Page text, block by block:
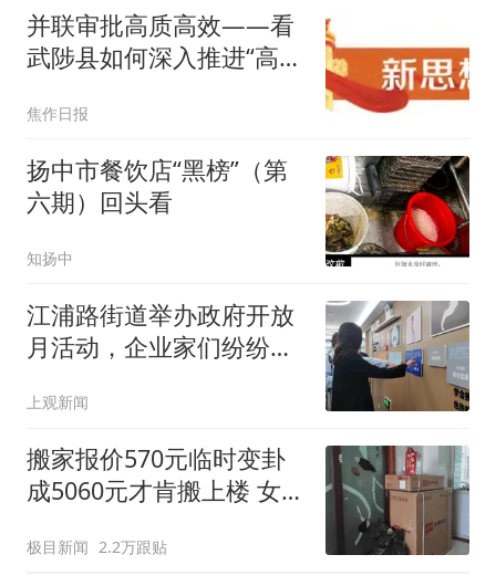
并联审批高质高效——看
武陟县如何深入推进“高效
焦作日报
扬中市餐饮店“黑榜”（第
六期）回头看
知扬中
江浦路街道举办政府开放
月活动，企业家们纷纷做
上观新闻
搬家报价570元临时变卦
成5060元才肯搬上楼 女子
极目新闻 2.2万跟贴